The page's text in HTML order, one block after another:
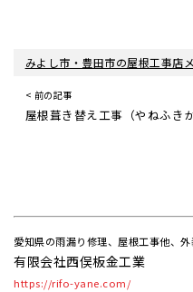
みよし市・豊田市の屋根工事店
< 前の記事
屋根葺き替え工事（やねふき
愛知県の雨漏り修理、屋根工事他、
有限会社西俣板金工業
https://rifo-yane.com/